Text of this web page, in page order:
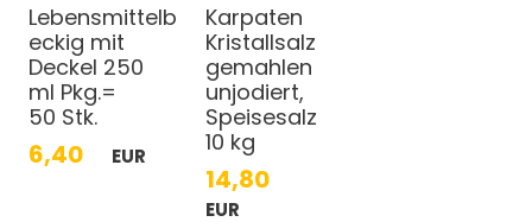
Lebensmittelbehälter
eckig mit
Deckel 250
ml Pkg.=
50 Stk.
6,40 EUR
Karpaten
Kristallsalz
gemahlen
unjodiert,
Speisesalz
10 kg
14,80
EUR